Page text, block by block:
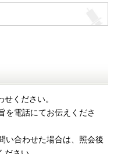
ください。
を電話にてお伝えくださ
い合わせた場合は、照会後